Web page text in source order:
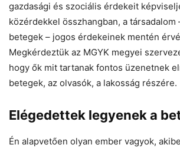
gazdasági és szociális érdekeit
közérdekkel összhangban, a társadalom
betegek – jogos érdekeinek mentén
Megkérdeztük az MGYK megyei
hogy ők mit tartanak fontos üzenetnek
betegek, az olvasók, a lakosság részére.
Elégedettek legyenek a
Én alapvetően olyan ember vagyok,